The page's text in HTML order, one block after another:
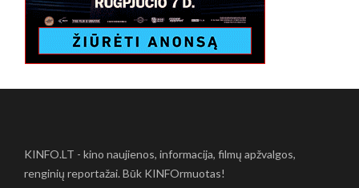
KINFO.LT - kino naujienos, informacija, filmų apžvalgos,
renginių reportažai. Būk KINFOrmuotas!